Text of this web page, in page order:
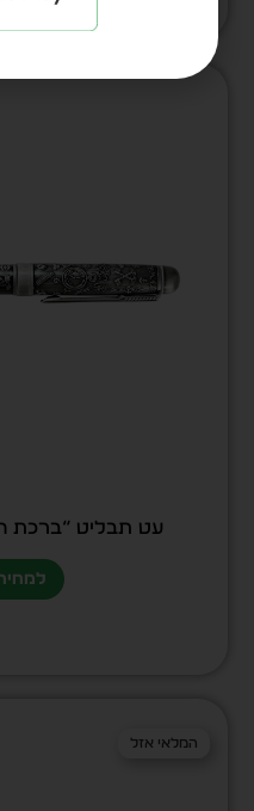
עט תבליט “ברכת
המלאי אזל
המלאי אזל